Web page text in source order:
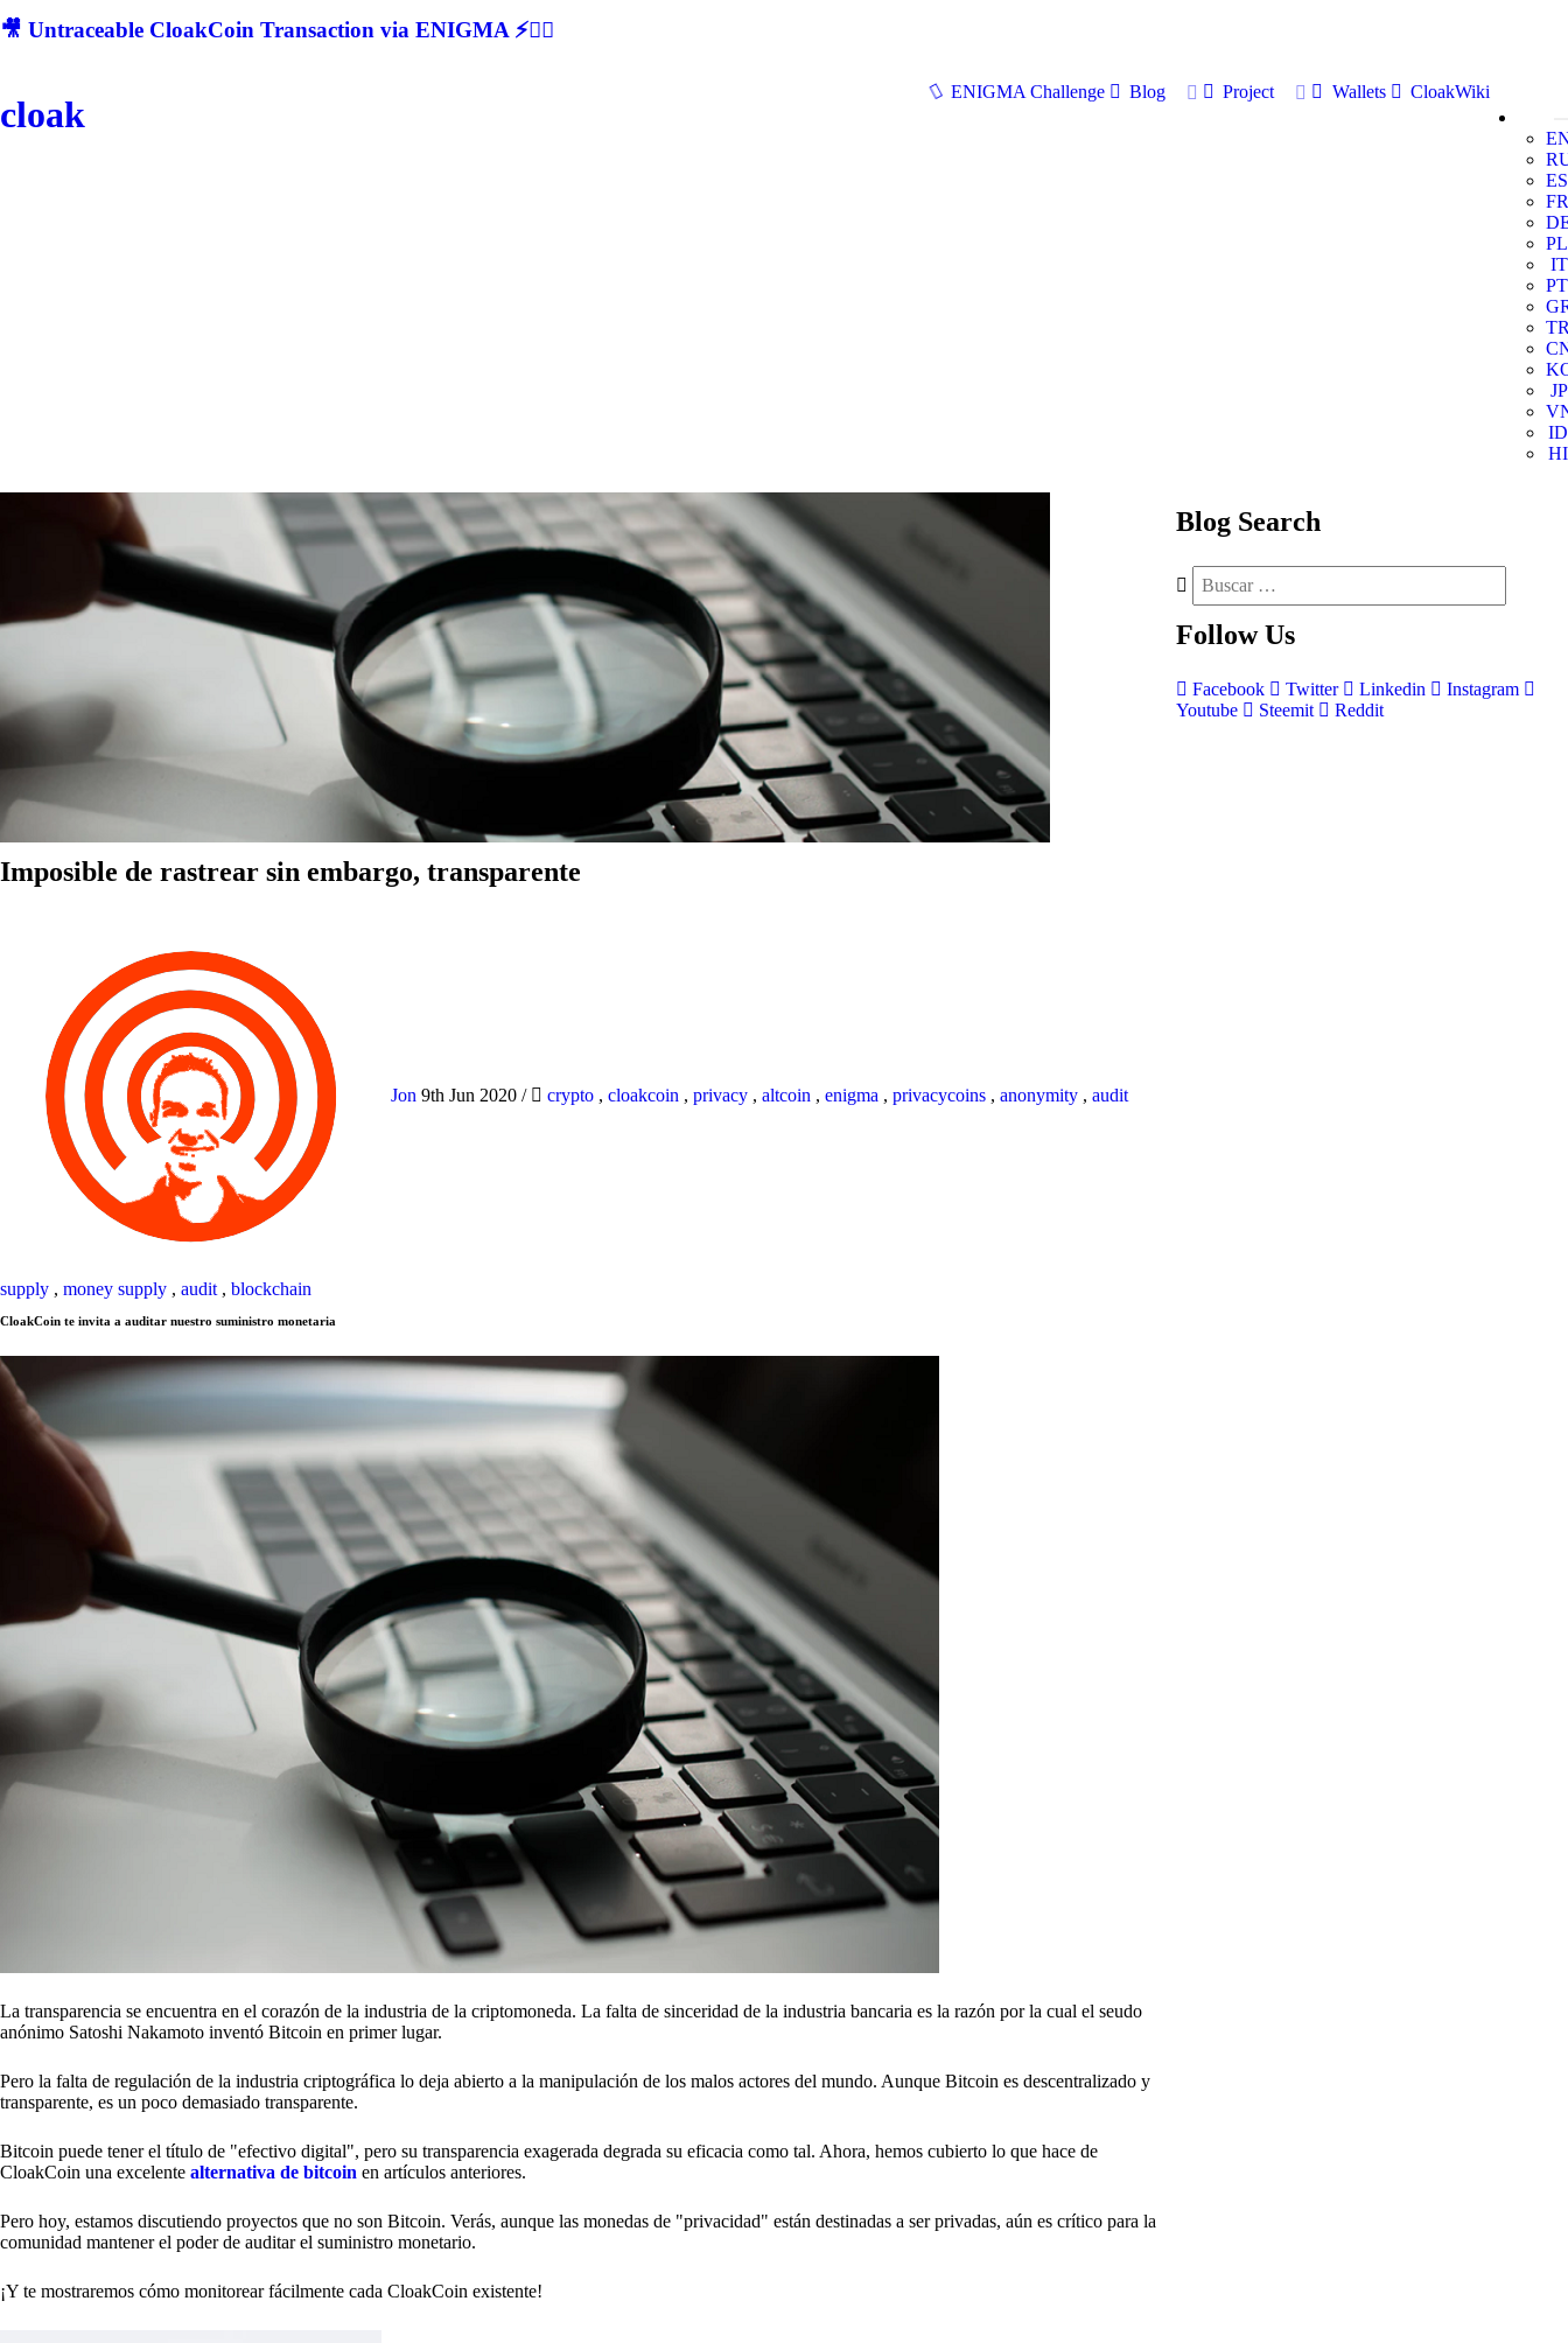
🎥 Untraceable CloakCoin Transaction via ENIGMA ⚡🕵‍♂
cloak
ENIGMA Challenge Blog Project Wallets
CloakWiki
ES
FR
PL
IT
PT
JP
ID
HI
Imposible de rastrear sin embargo, transparente
Jon 9th Jun 2020 / crypto , cloakcoin , privacy , altcoin , enigma , privacycoins , anonymity , audit
supply , money supply , audit , blockchain
CloakCoin te invita a auditar nuestro suministro monetaria
La transparencia se encuentra en el corazón de la industria de la criptomoneda. La falta de sinceridad de la industria bancaria es la razón por la cual el seudo
anónimo Satoshi Nakamoto inventó Bitcoin en primer lugar.
Pero la falta de regulación de la industria criptográfica lo deja abierto a la manipulación de los malos actores del mundo. Aunque Bitcoin es descentralizado y
transparente, es un poco demasiado transparente.
Bitcoin puede tener el título de "efectivo digital", pero su transparencia exagerada degrada su eficacia como tal. Ahora, hemos cubierto lo que hace de
CloakCoin una excelente alternativa de bitcoin en artículos anteriores.
Pero hoy, estamos discutiendo proyectos que no son Bitcoin. Verás, aunque las monedas de "privacidad" están destinadas a ser privadas, aún es crítico para la
comunidad mantener el poder de auditar el suministro monetario.
¡Y te mostraremos cómo monitorear fácilmente cada CloakCoin existente!
Blog Search
Follow Us
Facebook Twitter Linkedin
Instagram
Youtube
Steemit Reddit